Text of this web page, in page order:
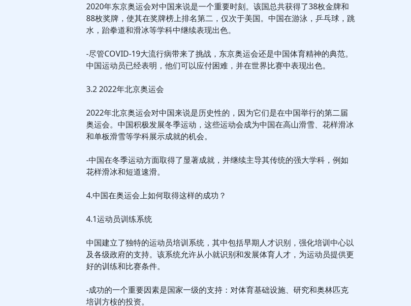
2020年东京奥运会对中国来说是一个重要时刻。该国总共获得了38枚金牌和
88枚奖牌，使其在奖牌榜上排名第二，仅次于美国。中国在游泳，乒乓球，跳
水，跆拳道和滑冰等学科中继续表现出色。
-尽管COVID-19大流行病带来了挑战，东京奥运会还是中国体育精神的典范。
中国运动员已经表明，他们可以应付困难，并在世界比赛中表现出色。
3.2 2022年北京奥运会
2022年北京奥运会对中国来说是历史性的，因为它们是在中国举行的第二届
奥运会。中国积极发展冬季运动，这些运动会成为中国在高山滑雪、花样滑冰
和单板滑雪等学科展示成就的机会。
-中国在冬季运动方面取得了显著成就，并继续主导其传统的强大学科，例如
花样滑冰和短道速滑。
4.中国在奥运会上如何取得这样的成功？
4.1运动员训练系统
中国建立了独特的运动员培训系统，其中包括早期人才识别，强化培训中心以
及各级政府的支持。该系统允许从小就识别和发展体育人才，为运动员提供更
好的训练和比赛条件。
-成功的一个重要因素是国家一级的支持：对体育基础设施、研究和奥林匹克
培训方桉的投资。